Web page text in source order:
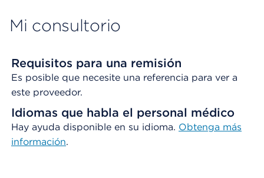
Mi consultorio
Requisitos para una remisión
Es posible que necesite una referencia para ver a
este proveedor.
Idiomas que habla el personal médico
Hay ayuda disponible en su idioma. Obtenga más
información.